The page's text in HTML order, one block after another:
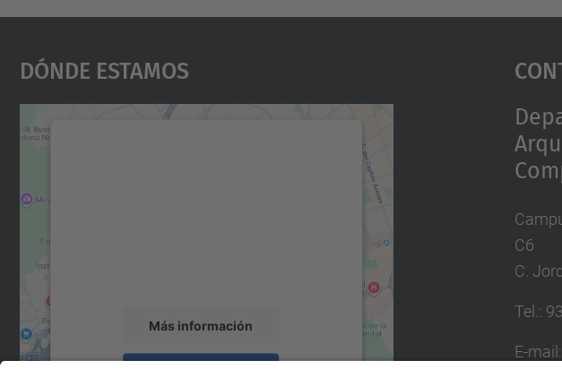
Dónde Estamos
Más información
C6
C.
Tel.:
E-